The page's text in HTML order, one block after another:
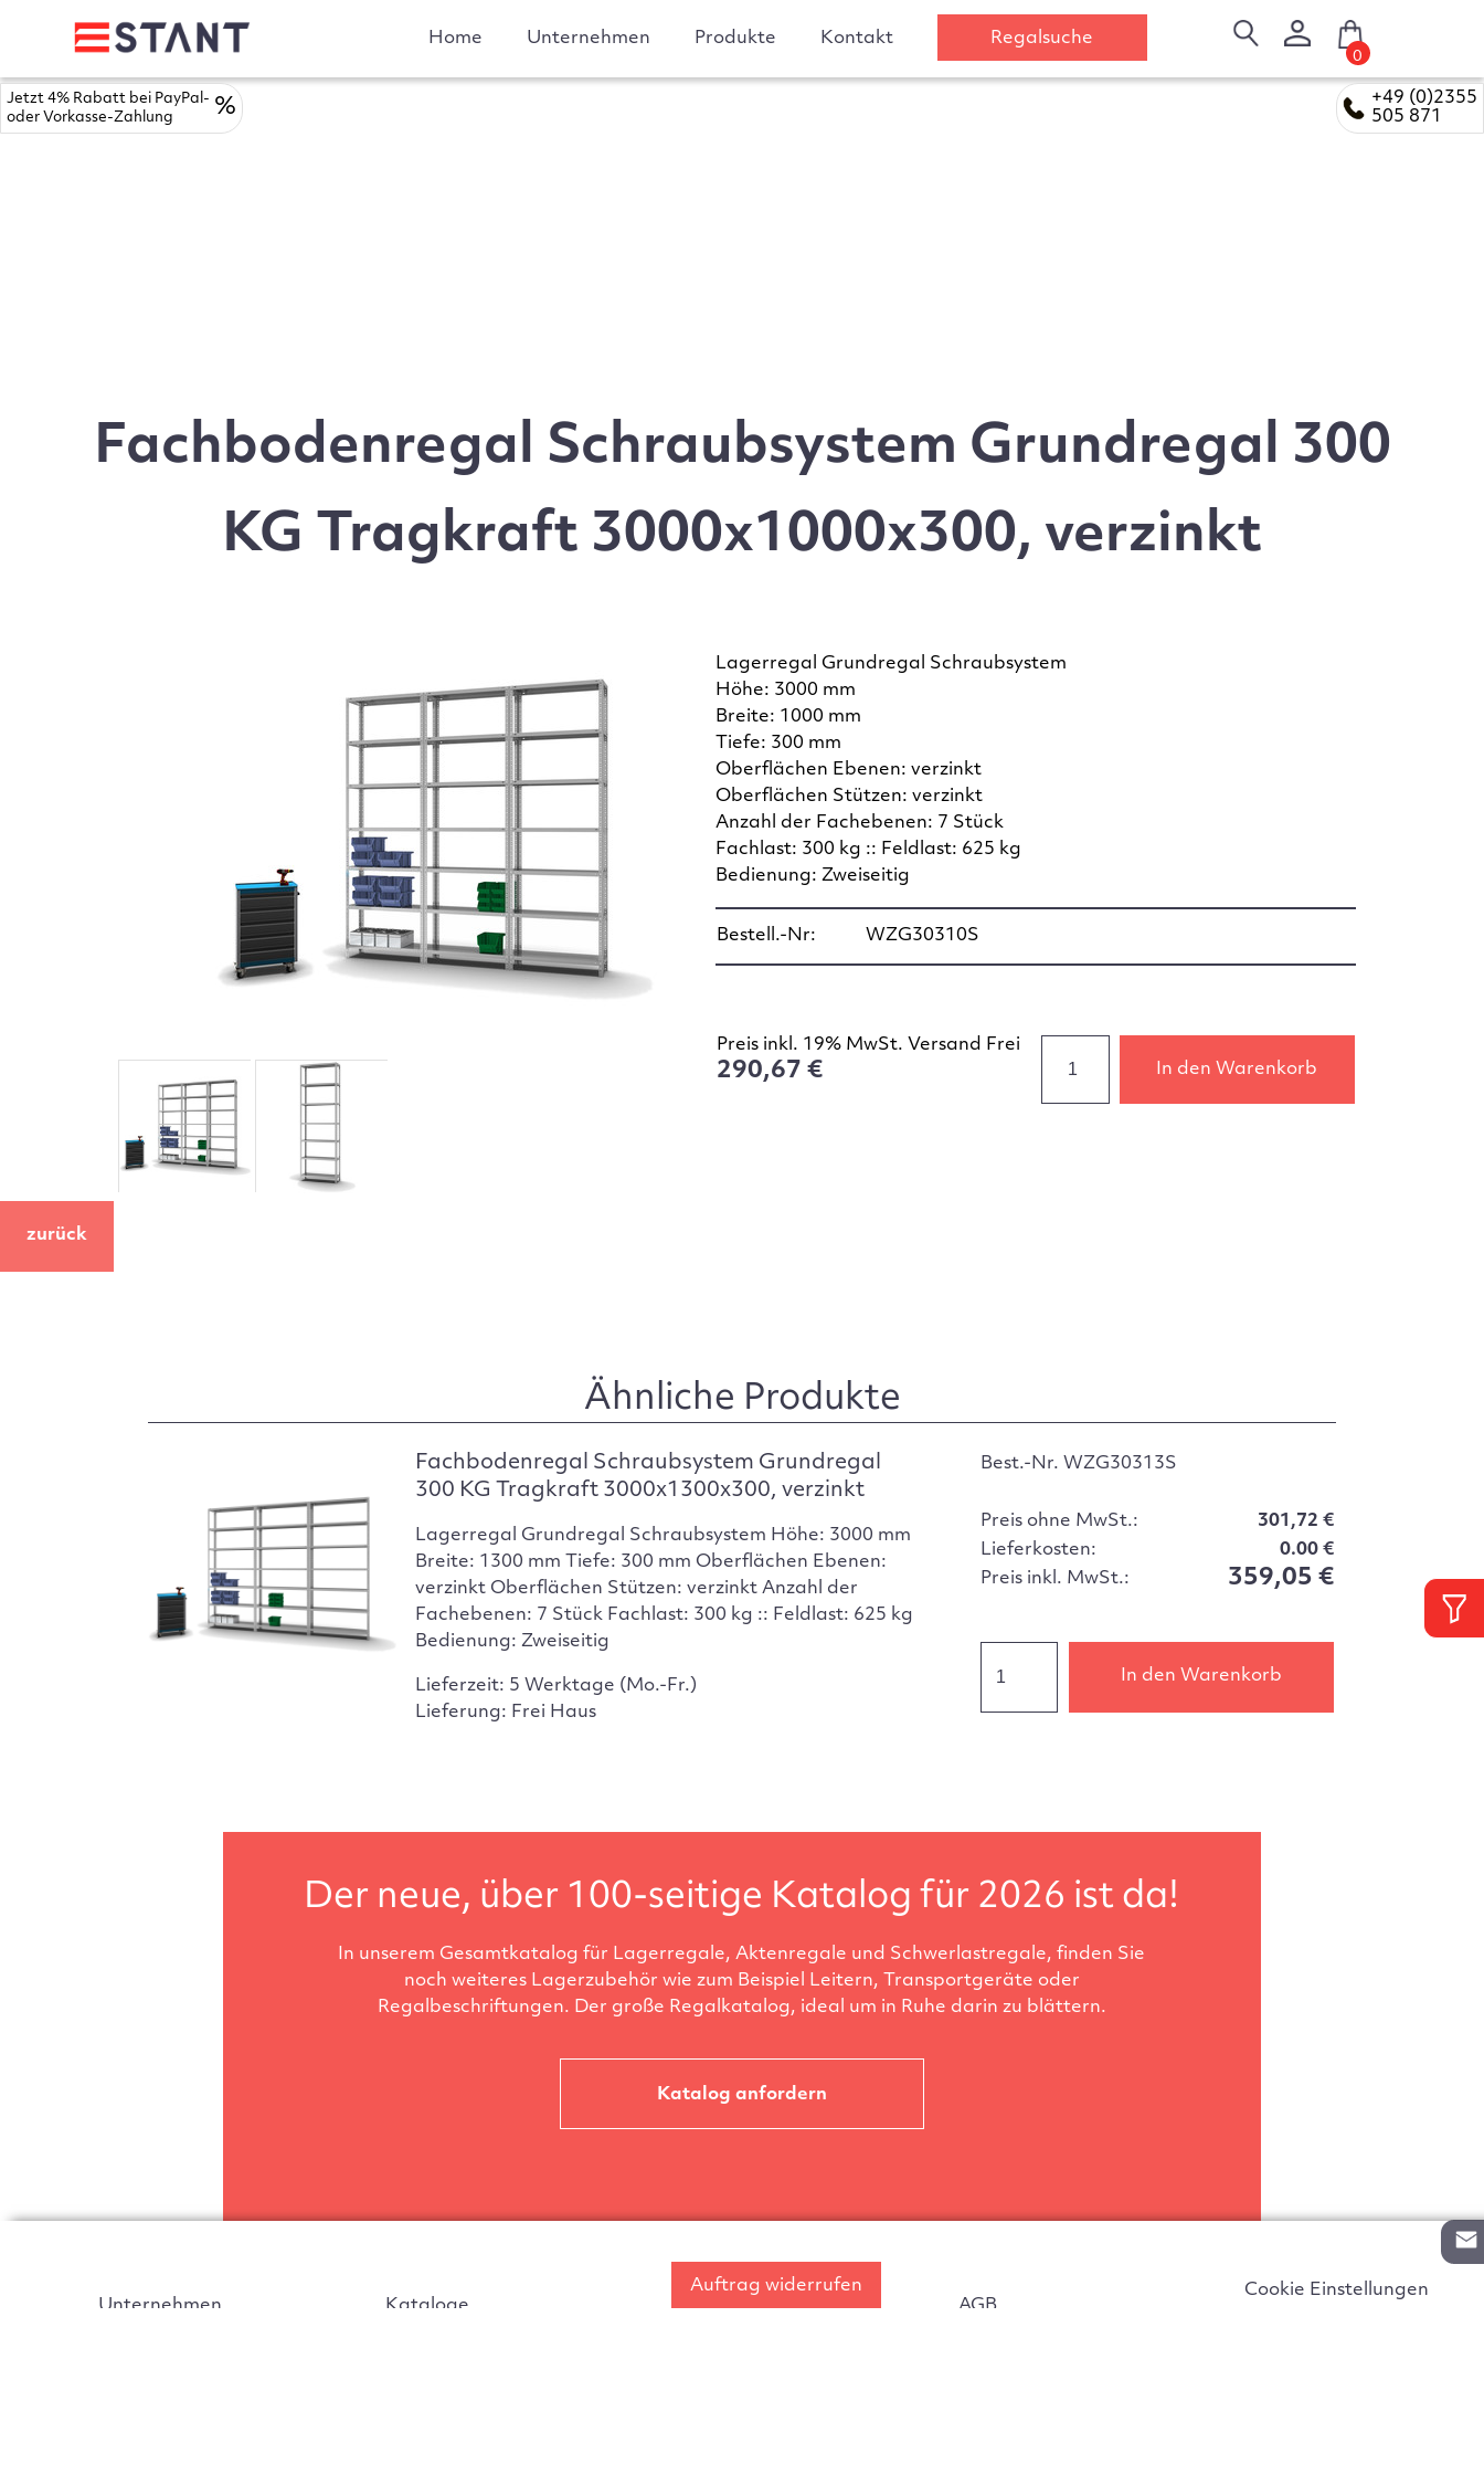
+49 (0)2355
505 871
Jetzt 4% Rabatt bei PayPal-
oder Vorkasse-Zahlung
%
Home Unternehmen Produkte Kontakt Regalsuche
0
Fachbodenregal Schraubsystem Grundregal 300
KG Tragkraft 3000x1000x300, verzinkt
Lagerregal Grundregal Schraubsystem
Höhe: 3000 mm
Breite: 1000 mm
Tiefe: 300 mm
Oberflächen Ebenen: verzinkt
Oberflächen Stützen: verzinkt
Anzahl der Fachebenen: 7 Stück
Fachlast: 300 kg :: Feldlast: 625 kg
Bedienung: Zweiseitig
Bestell.-Nr: WZG30310S
Preis inkl. 19% MwSt. Versand Frei
290,67 € In den Warenkorb
zurück
Ähnliche Produkte
Fachbodenregal Schraubsystem Grundregal
300 KG Tragkraft 3000x1300x300, verzinkt
Lagerregal Grundregal Schraubsystem Höhe: 3000 mm
Breite: 1300 mm Tiefe: 300 mm Oberflächen Ebenen:
verzinkt Oberflächen Stützen: verzinkt Anzahl der
Fachebenen: 7 Stück Fachlast: 300 kg :: Feldlast: 625 kg
Bedienung: Zweiseitig
Lieferzeit: 5 Werktage (Mo.-Fr.)
Lieferung: Frei Haus
Best.-Nr. WZG30313S
Preis ohne MwSt.:
301,72 €
Lieferkosten:
0.00 €
Preis inkl. MwSt.:
359,05 €
In den Warenkorb
Der neue, über 100-seitige Katalog für 2026 ist da!
In unserem Gesamtkatalog für Lagerregale, Aktenregale und Schwerlastregale, finden Sie
noch weiteres Lagerzubehör wie zum Beispiel Leitern, Transportgeräte oder
Regalbeschriftungen. Der große Regalkatalog, ideal um in Ruhe darin zu blättern.
Katalog anfordern
Unternehmen Kataloge
Auftrag widerrufen
AGB
Cookie Einstellungen